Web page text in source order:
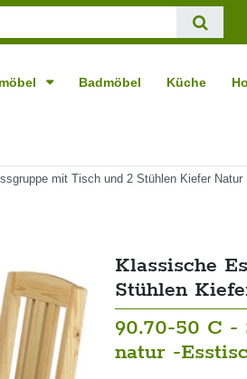
Badmöbel Küche
mit Tisch und 2 Stühlen Kiefer Natur
Klassische
Stühlen
90.70-50 C -
natur -